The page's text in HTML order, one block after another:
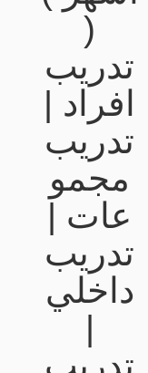
(
تدريب
افراد |
تدريب
مجمو
عات |
تدريب
داخلي
|
تدريب